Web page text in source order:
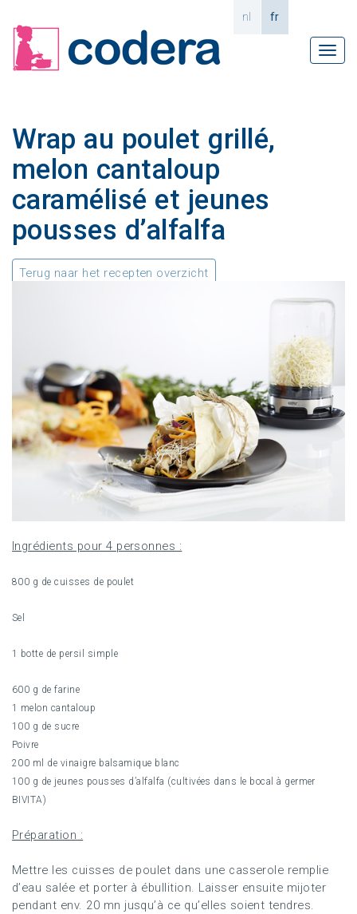
nl fr
Wrap au poulet grillé,
melon cantaloup
caramélisé et jeunes
pousses d’alfalfa
Terug naar het recepten overzicht
Ingrédients pour 4 personnes :
800 g de cuisses de poulet
Sel
1 botte de persil simple
600 g de farine
1 melon cantaloup
100 g de sucre
Poivre
200 ml de vinaigre balsamique blanc
100 g de jeunes pousses d’alfalfa (cultivées dans le bocal à germer
BIVITA)
Préparation :
Mettre les cuisses de poulet dans une casserole remplie
d’eau salée et porter à ébullition. Laisser ensuite mijoter
pendant env. 20 mn jusqu’à ce qu’elles soient tendres.